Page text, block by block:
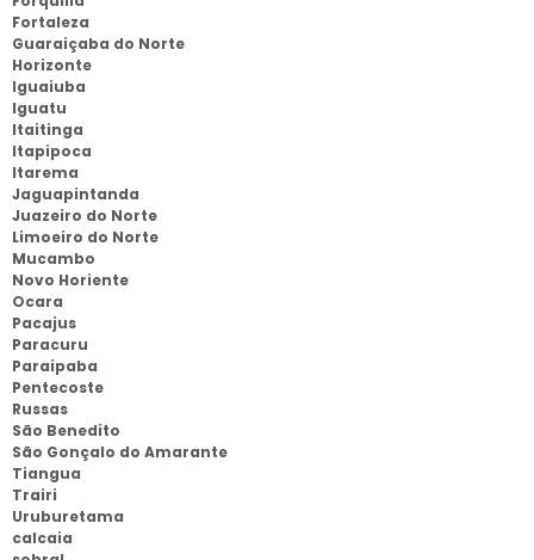
Fortaleza
Guaraiçaba do Norte
Horizonte
Iguaiuba
Iguatu
Itaitinga
Itapipoca
Itarema
Jaguapintanda
Juazeiro do Norte
Limoeiro do Norte
Mucambo
Novo Horiente
Ocara
Pacajus
Paracuru
Paraipaba
Pentecoste
Russas
São Benedito
São Gonçalo do Amarante
Tiangua
Trairi
Uruburetama
calcaia